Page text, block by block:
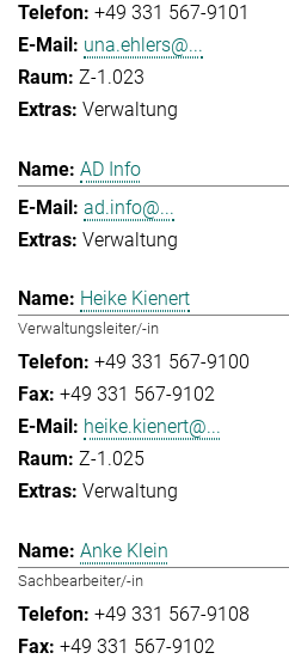
+49 331 567-9101
una.ehlers@...
Z-1.023
Verwaltung
AD Info
ad.info@...
Verwaltung
Heike Kienert
Verwaltungsleiter/-in
+49 331 567-9100
+49 331 567-9102
heike.kienert@...
Z-1.025
Verwaltung
Anke Klein
Sachbearbeiter/-in
+49 331 567-9108
+49 331 567-9102